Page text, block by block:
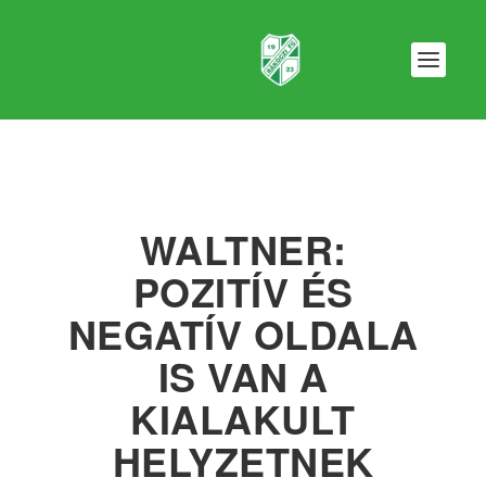
WALTNER:
POZITÍV ÉS
NEGATÍV OLDALA
IS VAN A
KIALAKULT
HELYZETNEK